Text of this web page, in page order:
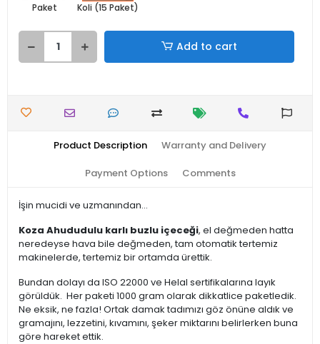
Paket Koli (15 Paket)
Add to cart
Product Description Warranty and Delivery
Payment Options Comments
İşin mucidi ve uzmanından...
Koza Ahududulu karlı buzlu içeceği, el değmeden hatta
neredeyse hava bile değmeden, tam otomatik tertemiz
makinelerde, tertemiz bir ortamda ürettik.
Bundan dolayı da ISO 22000 ve Helal sertifikalarına layık
görüldük. Her paketi 1000 gram olarak dikkatlice paketledik.
Ne eksik, ne fazla! Ortak damak tadımızı göz önüne aldık ve
gramajını, lezzetini, kıvamını, şeker miktarını belirlerken buna
göre hareket ettik.